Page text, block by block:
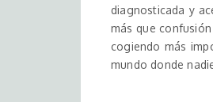
diagnosticada y
más que
cogiendo más
mundo donde